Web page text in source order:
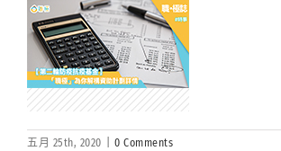
五月 25th, 2020 0 Comments